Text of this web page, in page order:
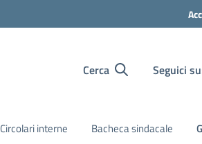
Cerca Seguici
Circolari interne Bacheca sindacale